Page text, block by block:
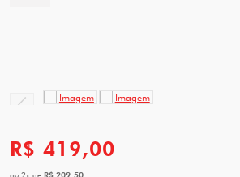
R$ 419,00
R$ 209,50